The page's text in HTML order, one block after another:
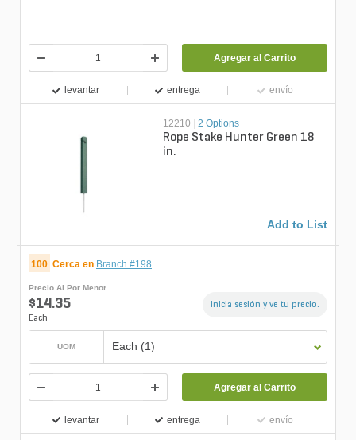
Agregar al Carrito
levantar entrega envío
12210 | 2 Options
Rope Stake Hunter Green 18
in.
Add to List
100 Cerca en Branch #198
Precio Al Por Menor
$14.35
Each
Inicia sesión y ve tu precio.
UOM Each (1)
Agregar al Carrito
levantar entrega envío